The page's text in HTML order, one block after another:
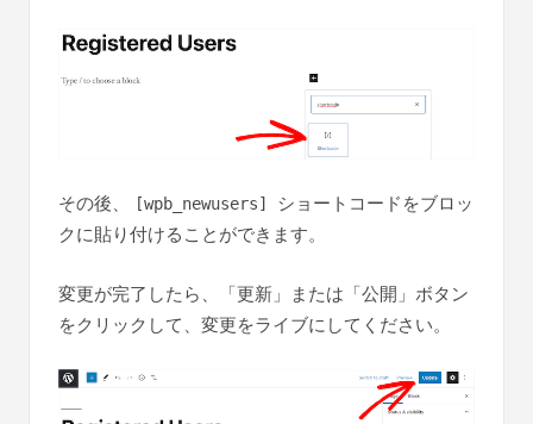
その後、 [wpb_newusers]
ショートコードをブロッ
クに貼り付けることができます。
変更が完了したら、「更新」または「公開」ボタン
をクリックして、変更をライブにしてください。